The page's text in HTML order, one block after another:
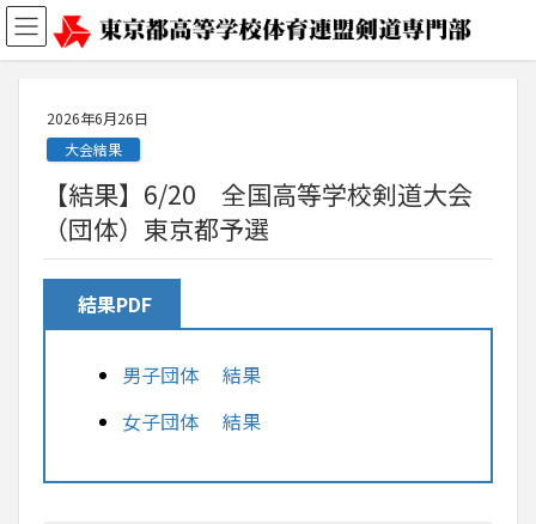
2026年6月26日
大会結果
【結果】6/20 全国高等学校剣道大会
（団体）東京都予選
結果PDF
男子団体 結果
女子団体 結果